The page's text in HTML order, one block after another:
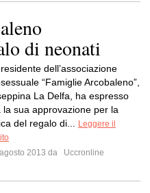
di neonati
dell’associazione
“Famiglie Arcobaleno”,
La Delfa, ha espresso
la sua approvazione per la
del regalo di...
Leggere il
agosto 2013 da
Uccronline